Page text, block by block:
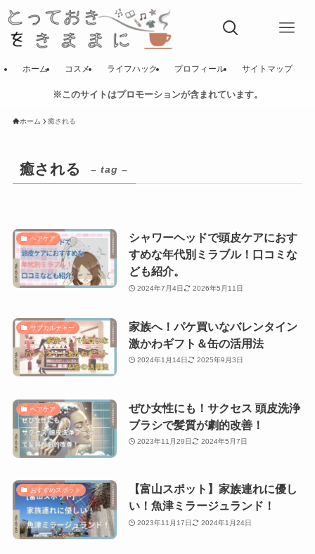
ホーム コスメ ライフハック プロフィール サイトマップ
※このサイトはプロモーションが含まれています。
ホーム 癒される
癒される – tag –
ヘアケア
シャワーヘッドで頭皮ケアにおす
すめな年代別ミラブル！口コミな
ども紹介。
2024年7月4日 2026年5月11日
サブカルチャー
家族へ！パケ買いなバレンタイン
激かわギフト＆缶の活用法
2024年1月14日 2025年9月3日
ヘアケア
ぜひ女性にも！サクセス 頭皮洗浄
ブラシで髪質が劇的改善！
2023年11月29日 2024年5月7日
おすすめスポット
【富山スポット】家族連れに優し
い！魚津ミラージュランド！
2023年11月17日 2024年1月24日